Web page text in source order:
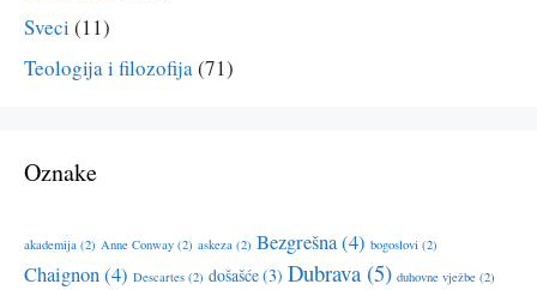
Sveci (11)
Teologija i filozofija(71)
Oznake
akademija (2) Anne Conway (2) askeza (2) Bezgrešna(4) bogoslovi (2)
Chaignon(4) Descartes (2) došašće(3) Dubrava (5) duhovne vježbe (2)